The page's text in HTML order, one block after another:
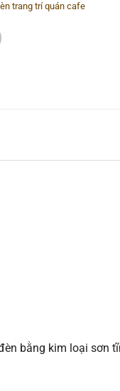
trang trí quán cafe
bằng kim loại sơn